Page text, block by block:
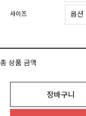
사이즈
총 상품 금액
장바구니